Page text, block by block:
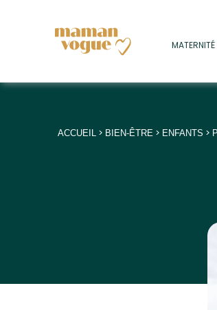
MATERNITÉ
+
+
ACCUEIL > BIEN-ÊTRE > ENFANTS >